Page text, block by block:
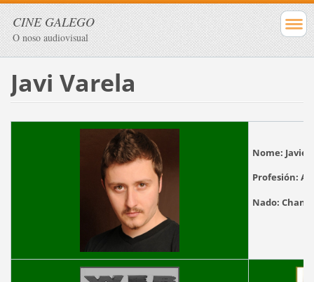
CINE GALEGO
O noso audiovisual
Javi Varela
Nome:
Profesión:
Nado: